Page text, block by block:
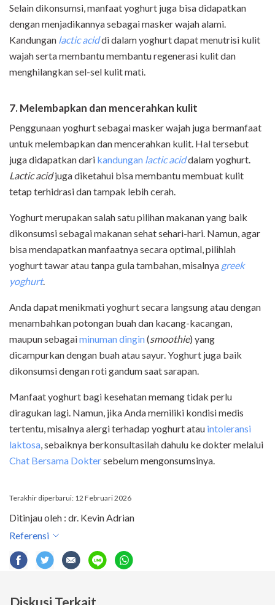
Selain dikonsumsi, manfaat yoghurt juga bisa didapatkan
dengan menjadikannya sebagai masker wajah alami.
Kandungan lactic aciddi dalam yoghurt dapat menutrisi kulit
wajah serta membantu membantu regenerasi kulit dan
menghilangkan sel-sel kulit mati.
7. Melembapkan dan mencerahkan kulit
Penggunaan yoghurt sebagai masker wajah juga bermanfaat
untuk melembapkan dan mencerahkan kulit. Hal tersebut
juga didapatkan dari kandungan lactic aciddalam yoghurt.
Lactic acidjuga diketahui bisa membantu membuat kulit
tetap terhidrasi dan tampak lebih cerah.
Yoghurt merupakan salah satu pilihan makanan yang baik
dikonsumsi sebagai makanan sehat sehari-hari. Namun, agar
bisa mendapatkan manfaatnya secara optimal, pilihlah
yoghurt tawar atau tanpa gula tambahan, misalnya greek
yoghurt.
Anda dapat menikmati yoghurt secara langsung atau dengan
menambahkan potongan buah dan kacang-kacangan,
maupun sebagaiminuman dingin(smoothie) yang
dicampurkan dengan buah atau sayur. Yoghurt juga baik
dikonsumsi dengan roti gandum saat sarapan.
Manfaat yoghurt bagi kesehatan memang tidak perlu
diragukan lagi. Namun, jika Anda memiliki kondisi medis
tertentu, misalnya alergi terhadap yoghurt atau intoleransi
laktosa, sebaiknya berkonsultasilah dahulu ke dokter melalui
Chat Bersama Doktersebelum mengonsumsinya.
Terakhir diperbarui: 12 Februari 2026